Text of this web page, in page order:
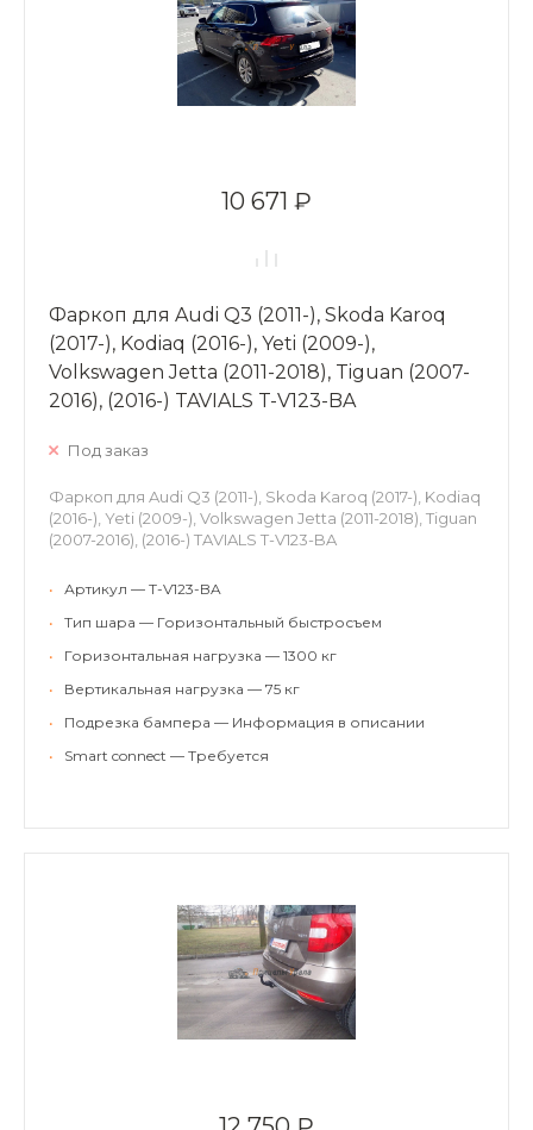
10 671 ₽
Фаркоп для Audi Q3 (2011-), Skoda Karoq
(2017-), Kodiaq (2016-), Yeti (2009-),
Volkswagen Jetta (2011-2018), Tiguan (2007-
2016), (2016-) TAVIALS T-V123-BA
Под заказ
Фаркоп для Audi Q3 (2011-), Skoda Karoq (2017-), Kodiaq
(2016-), Yeti (2009-), Volkswagen Jetta (2011-2018), Tiguan
(2007-2016), (2016-) TAVIALS T-V123-BA
•
Артикул — T-V123-BA
•
Тип шара — Горизонтальный быстросъем
•
Горизонтальная нагрузка — 1300 кг
•
Вертикальная нагрузка — 75 кг
•
Подрезка бампера — Информация в описании
•
Smart connect — Требуется